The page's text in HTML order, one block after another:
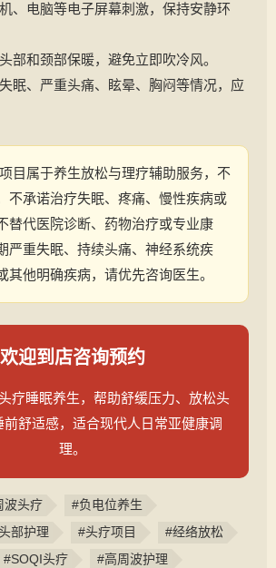
、电脑等电子屏幕刺激，保持安静环
部和颈部保暖，避免立即吹冷风。
眠、严重头痛、眩晕、胸闷等情况，应
目属于养生放松与理疗辅助服务，不
不承诺治疗失眠、疼痛、慢性疾病或
替代医院诊断、药物治疗或专业康
严重失眠、持续头痛、神经系统疾
其他明确疾病，请优先咨询医生。
欢迎到店咨询预约
疗睡眠养生，帮助舒缓压力、放松头
前舒适感，适合现代人日常亚健康调
理。
波头疗
#负电位养生
部护理 #头疗项目
#经络放松
#SOQI头疗
#高周波护理